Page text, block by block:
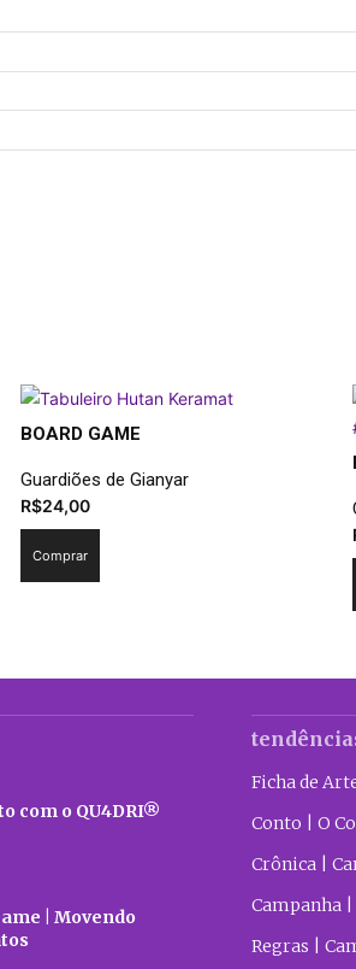
BOARD GAME
Guardiões de Gianyar
R$24,00
Comprar
com o QU4DRI®
| Movendo
Ficha de
Conto | O
Crônica |
Campanha
Regras |